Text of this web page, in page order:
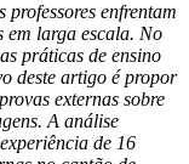
enfrentam
em larga escala. No
práticas de ensino
deste artigo é propor
externas sobre
A análise
de 16